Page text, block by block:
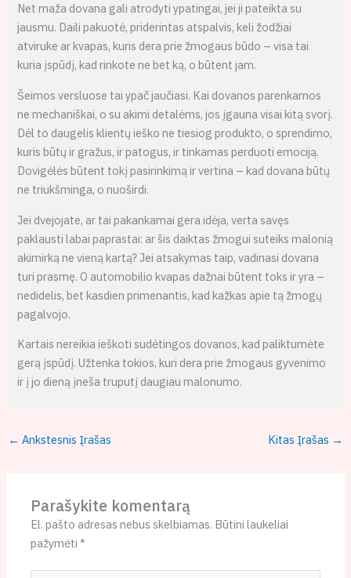
Net maža dovana gali atrodyti ypatingai, jei ji pateikta su
jausmu. Daili pakuotė, priderintas atspalvis, keli žodžiai
atviruke ar kvapas, kuris dera prie žmogaus būdo – visa tai
kuria įspūdį, kad rinkote ne bet ką, o būtent jam.
Šeimos versluose tai ypač jaučiasi. Kai dovanos parenkamos
ne mechaniškai, o su akimi detalėms, jos įgauna visai kitą svorį.
Dėl to daugelis klientų ieško ne tiesiog produkto, o sprendimo,
kuris būtų ir gražus, ir patogus, ir tinkamas perduoti emociją.
Dovigėlės būtent tokį pasirinkimą ir vertina – kad dovana būtų
ne triukšminga, o nuoširdi.
Jei dvejojate, ar tai pakankamai gera idėja, verta savęs
paklausti labai paprastai: ar šis daiktas žmogui suteiks malonią
akimirką ne vieną kartą? Jei atsakymas taip, vadinasi dovana
turi prasmę. O automobilio kvapas dažnai būtent toks ir yra –
nedidelis, bet kasdien primenantis, kad kažkas apie tą žmogų
pagalvojo.
Kartais nereikia ieškoti sudėtingos dovanos, kad paliktumėte
gerą įspūdį. Užtenka tokios, kuri dera prie žmogaus gyvenimo
ir į jo dieną įneša truputį daugiau malonumo.
← Ankstesnis Įrašas Kitas Įrašas →
Parašykite komentarą
El. pašto adresas nebus skelbiamas. Būtini laukeliai
pažymėti*